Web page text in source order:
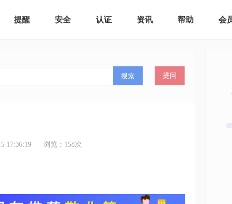
提醒 安全 认证 资讯 帮助 会
搜索 提问
17:36:19 浏览： 158次